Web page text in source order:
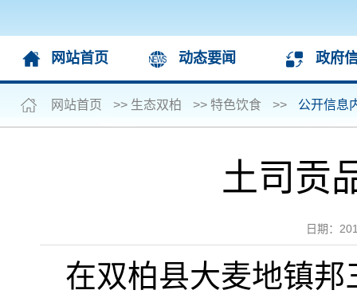
网站首页 动态要闻 政府
网站首页 >> 生态双柏 >> 特色饮食 >> 公开信息
土司贡
日期：
在双柏县大麦地镇